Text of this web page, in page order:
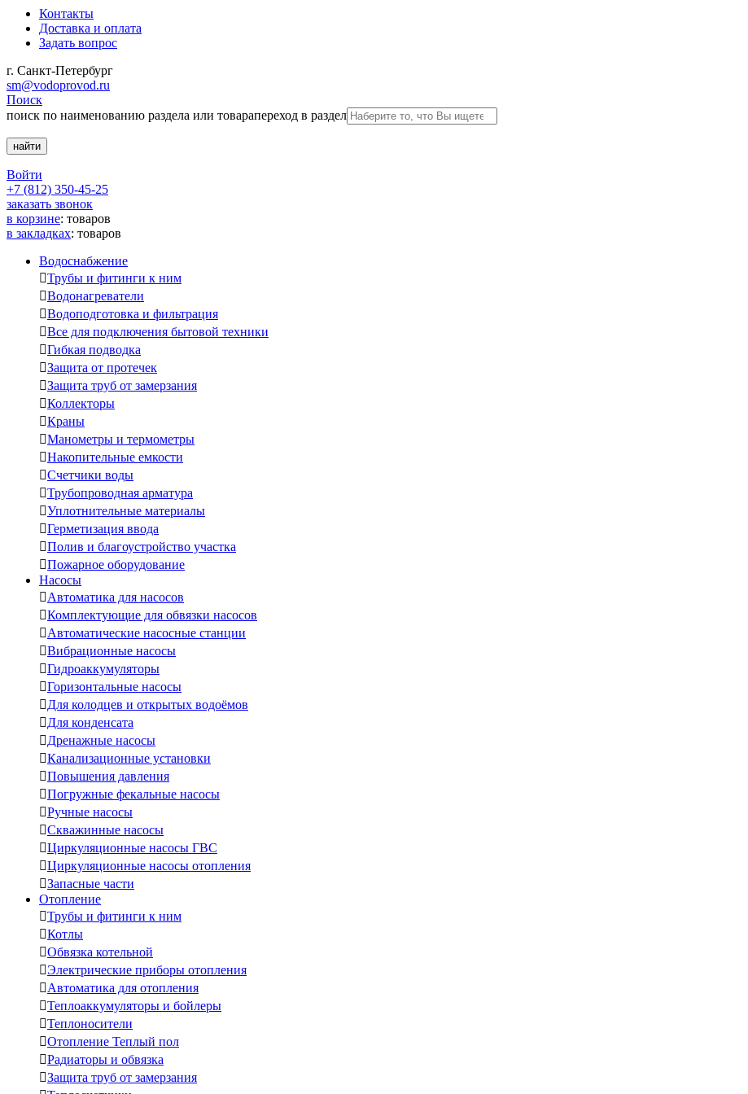
Контакты
Доставка и оплата
Задать вопрос
г. Санкт-Петербург
sm@vodoprovod.ru
Поиск
поиск по наименованию раздела или товарапереход в раздел
Войти
+7 (812) 350-45-25
заказать звонок
в корзине: товаров
в закладках: товаров
Водоснабжение
Трубы и фитинги к ним
Водонагреватели
Водоподготовка и фильтрация
Все для подключения бытовой техники
Гибкая подводка
Защита от протечек
Защита труб от замерзания
Коллекторы
Краны
Манометры и термометры
Накопительные емкости
Счетчики воды
Трубопроводная арматура
Уплотнительные материалы
Герметизация ввода
Полив и благоустройство участка
Пожарное оборудование
Насосы
Автоматика для насосов
Комплектующие для обвязки насосов
Автоматические насосные станции
Вибрационные насосы
Гидроаккумуляторы
Горизонтальные насосы
Для колодцев и открытых водоёмов
Для конденсата
Дренажные насосы
Канализационные установки
Повышения давления
Погружные фекальные насосы
Ручные насосы
Скважинные насосы
Циркуляционные насосы ГВС
Циркуляционные насосы отопления
Запасные части
Отопление
Трубы и фитинги к ним
Котлы
Обвязка котельной
Электрические приборы отопления
Автоматика для отопления
Теплоаккумуляторы и бойлеры
Теплоносители
Отопление Теплый пол
Радиаторы и обвязка
Защита труб от замерзания